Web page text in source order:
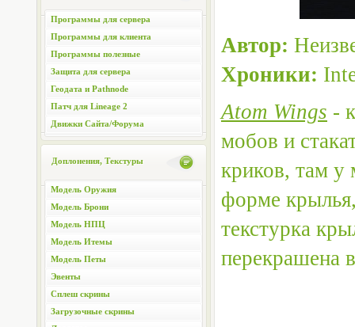
Программы для сервера
Программы для клиента
Программы полезные
Защита для сервера
Геодата и Pathnode
Патч для Lineage 2
Движки Сайта/Форума
Доплонения, Текстуры
Модель Оружия
Модель Брони
Модель НПЦ
Модель Итемы
Модель Петы
Эвенты
Сплеш скрины
Загрузочные скрины
Автор:
Хроники:
Atom Wings -
мобов и
криков, там у
форме
текстурка
перекрашена